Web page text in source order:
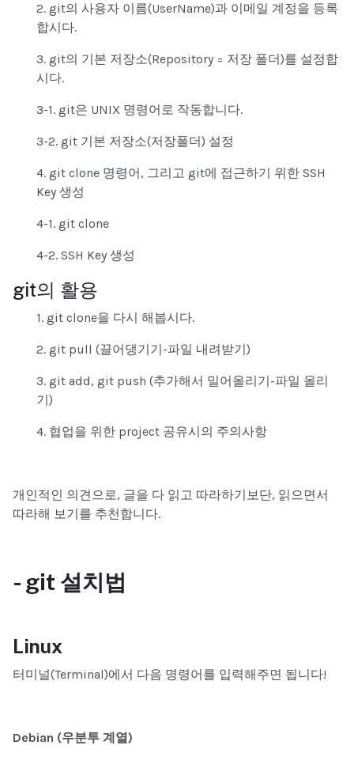
2. git의 사용자 이름(UserName)과 이메일 계정을 등록
합시다.
3. git의 기본 저장소(Repository = 저장 폴더)를 설정합
시다.
3-1. git은 UNIX 명령어로 작동합니다.
3-2. git 기본 저장소(저장폴더) 설정
4. git clone 명령어, 그리고 git에 접근하기 위한 SSH
Key 생성
4-1. git clone
4-2. SSH Key 생성
git의 활용
1. git clone을 다시 해봅시다.
2. git pull (끌어댕기기-파일 내려받기)
3. git add, git push (추가해서 밀어올리기-파일 올리
기)
4. 협업을 위한 project 공유시의 주의사항
개인적인 의견으로, 글을 다 읽고 따라하기보단, 읽으면서
따라해 보기 를 추천합니다.
- git 설치법
Linux
터미널(Terminal)에서 다음 명령어를 입력해주면 됩니다!
Debian (우분투 계열)